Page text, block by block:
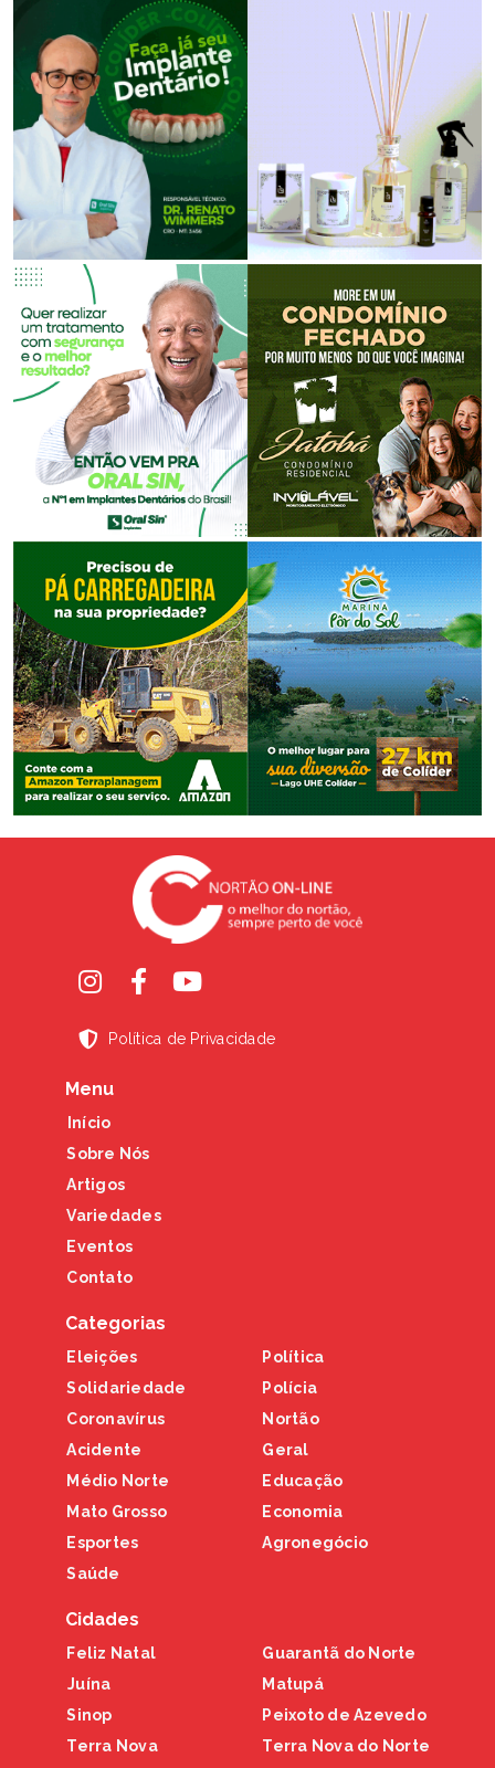
Política de Privacidade
Menu
Início
Sobre Nós
Artigos
Variedades
Eventos
Contato
Categorias
Eleições
Solidariedade
Coronavírus
Acidente
Médio Norte
Mato Grosso
Esportes
Saúde
Política
Polícia
Nortão
Geral
Educação
Economia
Agronegócio
Cidades
Feliz Natal
Juína
Sinop
Terra Nova
Guarantã do Norte
Matupá
Peixoto de Azevedo
Terra Nova do Norte